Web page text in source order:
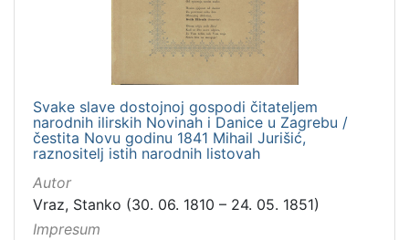
Svake slave dostojnoj gospodi čitateljem
narodnih ilirskih Novinah i Danice u Zagrebu /
čestita Novu godinu 1841 Mihail Jurišić,
raznositelj istih narodnih listovah
Autor
Vraz, Stanko (30. 06. 1810 – 24. 05. 1851)
Impresum